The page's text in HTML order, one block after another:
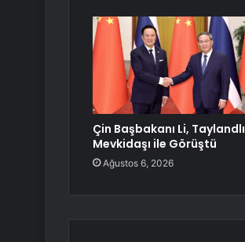
Çin Başbakanı Li, Taylandlı
Mevkidaşı ile Görüştü
Ağustos 6, 2026